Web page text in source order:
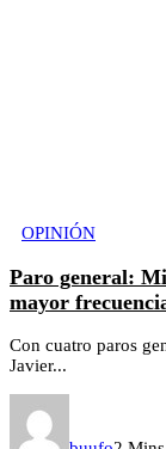
OPINIÓN
Paro general:
mayor
Con cuatro paros
Javier...